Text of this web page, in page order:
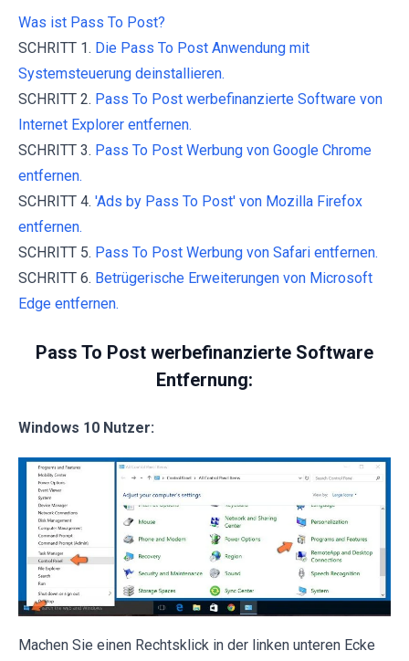
Was ist Pass To Post?
SCHRITT 1. Die Pass To Post Anwendung mit
Systemsteuerung deinstallieren.
SCHRITT 2. Pass To Post werbefinanzierte Software von
Internet Explorer entfernen.
SCHRITT 3. Pass To Post Werbung von Google Chrome
entfernen.
SCHRITT 4. 'Ads by Pass To Post' von Mozilla Firefox
entfernen.
SCHRITT 5. Pass To Post Werbung von Safari entfernen.
SCHRITT 6. Betrügerische Erweiterungen von Microsoft
Edge entfernen.
Pass To Post werbefinanzierte Software
Entfernung:
Windows 10 Nutzer:
Machen Sie einen Rechtsklick in der linken unteren Ecke